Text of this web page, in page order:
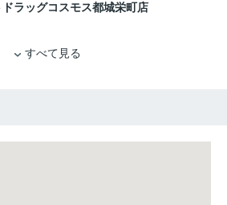
ラッグコスモス都城栄町店
すべて見る